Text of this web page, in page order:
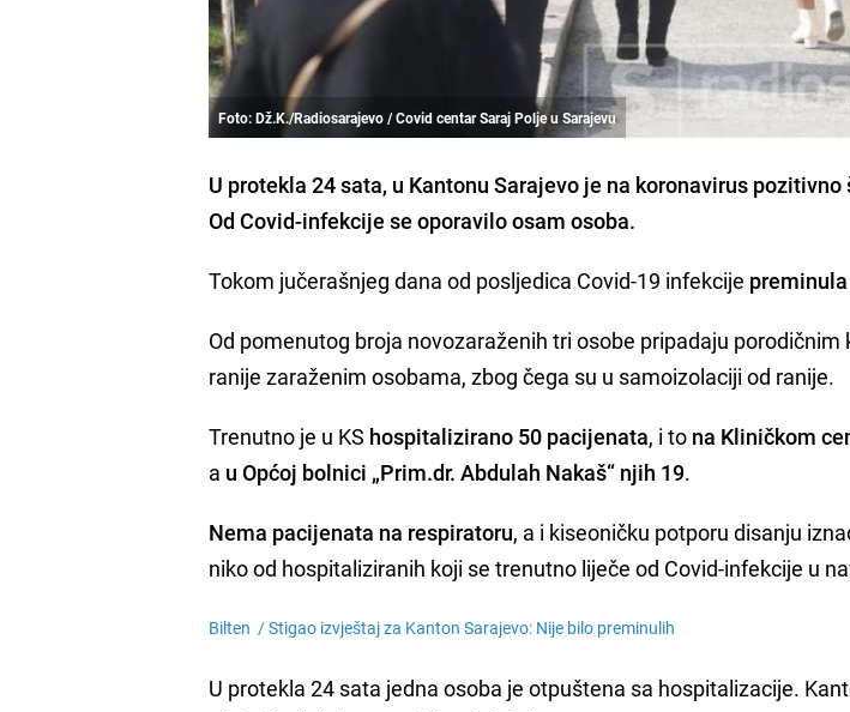
Foto: Dž.K./Radiosarajevo / Covid centar Saraj Polje u Sarajevu
U protekla 24 sata, u Kantonu Sarajevo je na koronavirus
Od Covid-infekcije se oporavilo osam osoba.
Tokom jučerašnjeg dana od posljedica Covid-19 infekcije
Od pomenutog broja novozaraženih tri osobe pripadaju
ranije zaraženim osobama, zbog čega su u samoizolaciji od ranije.
Trenutno je u KS hospitalizirano 50 pacijenata, i to na Kliničkom
a u Općoj bolnici „Prim.dr. Abdulah Nakaš“ njih 19.
Nema pacijenata na respiratoru, a i kiseoničku potporu disanju
niko od hospitaliziranih koji se trenutno liječe od Covid-infekcije u
Bilten /Stigao izvještaj za Kanton Sarajevo: Nije bilo preminulih
U protekla 24 sata jedna osoba je otpuštena sa hospitalizacije.